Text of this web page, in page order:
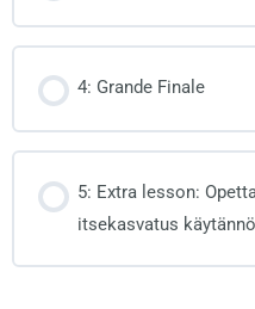
4: Grande Finale
5: Extra lesson:
itsekasvatus